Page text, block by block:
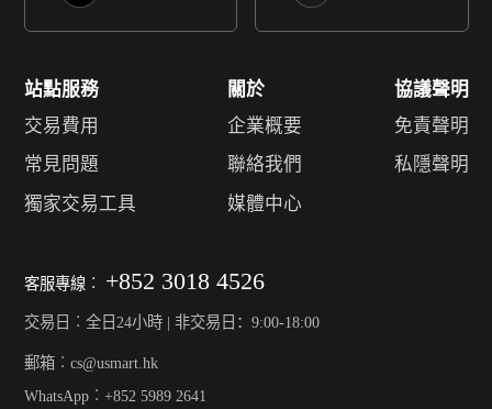
站點服務
交易費用
常見問題
獨家交易工具
關於
企業概要
聯絡我們
媒體中心
協議聲明
免責聲明
私隱聲明
客服專線︰ +852 3018 4526
交易日︰全日24小時 | 非交易日：9:00-18:00
郵箱︰cs@usmart.hk
WhatsApp︰+852 5989 2641